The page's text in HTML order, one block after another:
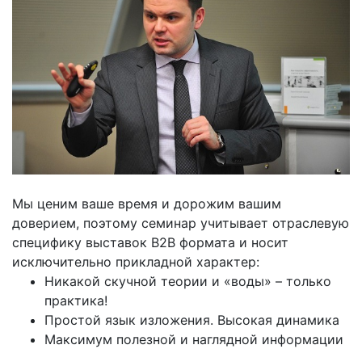
Мы ценим ваше время и дорожим вашим
доверием, поэтому семинар учитывает отраслевую
специфику выставок B2B формата и носит
исключительно прикладной характер:
Никакой скучной теории и «воды» – только
практика!
Простой язык изложения. Высокая динамика
Максимум полезной и наглядной информации